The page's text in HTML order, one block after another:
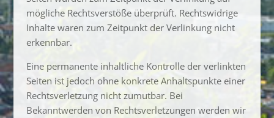
mögliche Rechtsverstöße überprüft. Rechtswidrige
Inhalte waren zum Zeitpunkt der Verlinkung nicht
erkennbar.
Eine permanente inhaltliche Kontrolle der verlinkten
Seiten ist jedoch ohne konkrete Anhaltspunkte einer
Rechtsverletzung nicht zumutbar. Bei
Bekanntwerden von Rechtsverletzungen werden wir